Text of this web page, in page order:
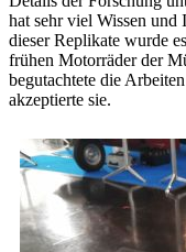
hat sehr viel Wissen und
dieser Replikate wurde
frühen Motorräder der
begutachtete die
akzeptierte sie.